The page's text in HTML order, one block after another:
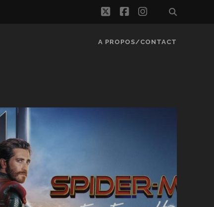
twitterfacebook
instagram
A PROPOS/CONTACT